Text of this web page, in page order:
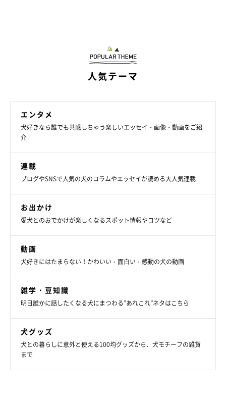
人気テーマ
エンタメ
犬好きなら誰でも共感しちゃう楽しいエッセイ・画像・動画をご紹
介
連載
ブログやSNSで人気の犬のコラムやエッセイが読める大人気連載
お出かけ
愛犬とのおでかけが楽しくなるスポット情報やコツなど
動画
犬好きにはたまらない！かわいい・面白い・感動の犬の動画
雑学・豆知識
明日誰かに話したくなる犬にまつわる”あれこれ”ネタはこちら
犬グッズ
犬との暮らしに意外と使える100均グッズから、犬モチーフの雑貨
まで